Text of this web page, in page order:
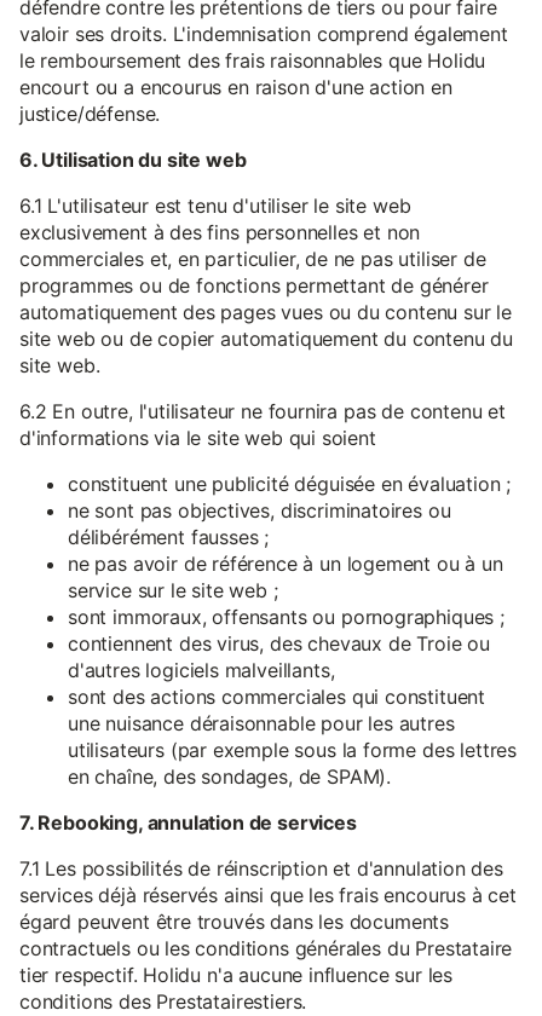
défendre contre les prétentions de tiers ou pour faire
valoir ses droits. L'indemnisation comprend également
le remboursement des frais raisonnables que Holidu
encourt ou a encourus en raison d'une action en
justice/défense.
6. Utilisation du site web
6.1 L'utilisateur est tenu d'utiliser le site web
exclusivement à des fins personnelles et non
commerciales et, en particulier, de ne pas utiliser de
programmes ou de fonctions permettant de générer
automatiquement des pages vues ou du contenu sur le
site web ou de copier automatiquement du contenu du
site web.
6.2 En outre, l'utilisateur ne fournira pas de contenu et
d'informations via le site web qui soient
constituent une publicité déguisée en évaluation ;
ne sont pas objectives, discriminatoires ou
délibérément fausses ;
ne pas avoir de référence à un logement ou à un
service sur le site web ;
sont immoraux, offensants ou pornographiques ;
contiennent des virus, des chevaux de Troie ou
d'autres logiciels malveillants,
sont des actions commerciales qui constituent
une nuisance déraisonnable pour les autres
utilisateurs (par exemple sous la forme des lettres
en chaîne, des sondages, de SPAM).
7. Rebooking, annulation de services
7.1 Les possibilités de réinscription et d'annulation des
services déjà réservés ainsi que les frais encourus à cet
égard peuvent être trouvés dans les documents
contractuels ou les conditions générales du Prestataire
tier respectif. Holidu n'a aucune influence sur les
conditions des Prestatairestiers.